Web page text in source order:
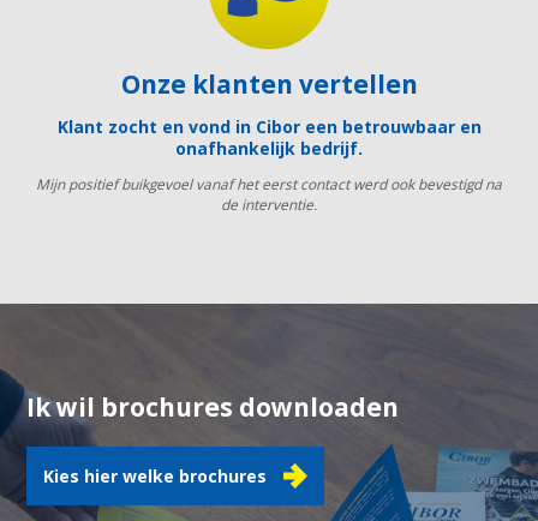
Onze klanten vertellen
Klant zocht en vond in Cibor een betrouwbaar en
onafhankelijk bedrijf.
Mijn positief buikgevoel vanaf het eerst contact werd ook bevestigd na
de interventie.
Ik wil brochures downloaden
Kies hier welke brochures